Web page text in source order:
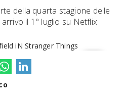
della quarta stagione delle
il 1° luglio su Netflix
Stranger Things